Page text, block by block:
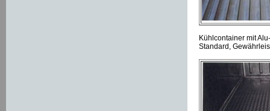
Kühlcontainer mit
Standard,